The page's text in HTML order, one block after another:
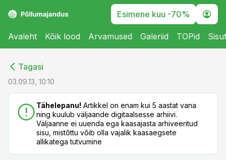
Esimene kuu -70%
Avaleht Kõik lood Arvamused Galeriid TOPid
Tagasi
03.09.13, 10:10
Tähelepanu! Artikkel on enam kui 5 aastat vana
ning kuulub väljaande digitaalsesse arhiivi.
Väljaanne ei uuenda ega kaasajasta arhiveeritud
sisu, mistõttu võib olla vajalik kaasaegsete
allikatega tutvumine